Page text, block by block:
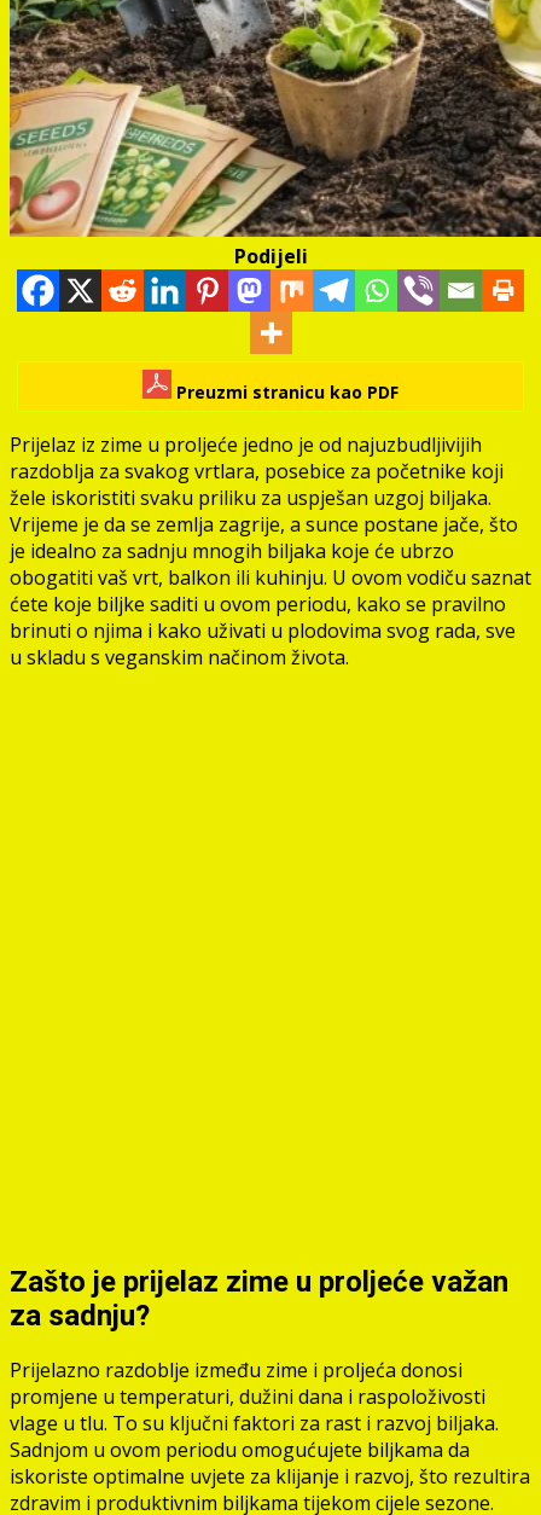
Podijeli
Preuzmi stranicu kao PDF
Prijelaz iz zime u proljeće jedno je od najuzbudljivijih
razdoblja za svakog vrtlara, posebice za početnike koji
žele iskoristiti svaku priliku za uspješan uzgoj biljaka.
Vrijeme je da se zemlja zagrije, a sunce postane jače, što
je idealno za sadnju mnogih biljaka koje će ubrzo
obogatiti vaš vrt, balkon ili kuhinju. U ovom vodiču saznat
ćete koje biljke saditi u ovom periodu, kako se pravilno
brinuti o njima i kako uživati u plodovima svog rada, sve
u skladu s veganskim načinom života.
Zašto je prijelaz zime u proljeće važan
za sadnju?
Prijelazno razdoblje između zime i proljeća donosi
promjene u temperaturi, dužini dana i raspoloživosti
vlage u tlu. To su ključni faktori za rast i razvoj biljaka.
Sadnjom u ovom periodu omogućujete biljkama da
iskoriste optimalne uvjete za klijanje i razvoj, što rezultira
zdravim i produktivnim biljkama tijekom cijele sezone.